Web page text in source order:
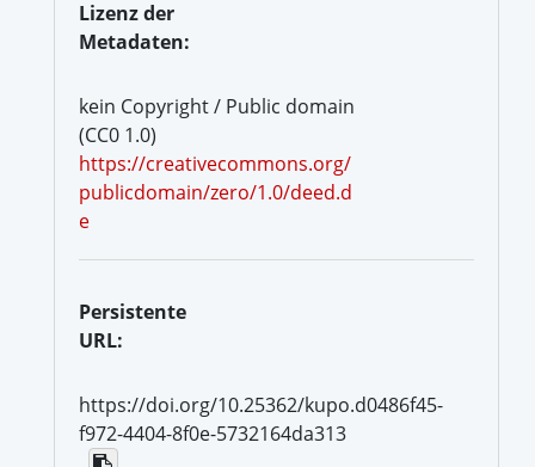
Lizenz der
Metadaten:
kein Copyright / Public domain
(CC0 1.0)
https://creativecommons.org/
publicdomain/zero/1.0/deed.d
e
Persistente
URL:
https://doi.org/10.25362/kupo.d0486f45-
f972-4404-8f0e-5732164da313